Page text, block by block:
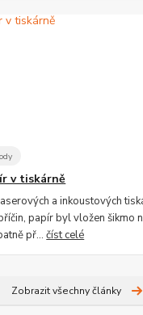
v tiskárně
a inkoustových
papír byl vložen šikmo
př...číst celé
Zobrazit všechny články